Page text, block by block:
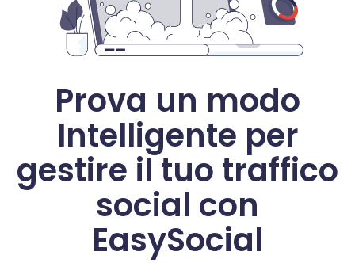
Prova un modo
Intelligente per
gestire il tuo traffico
social con
EasySocial